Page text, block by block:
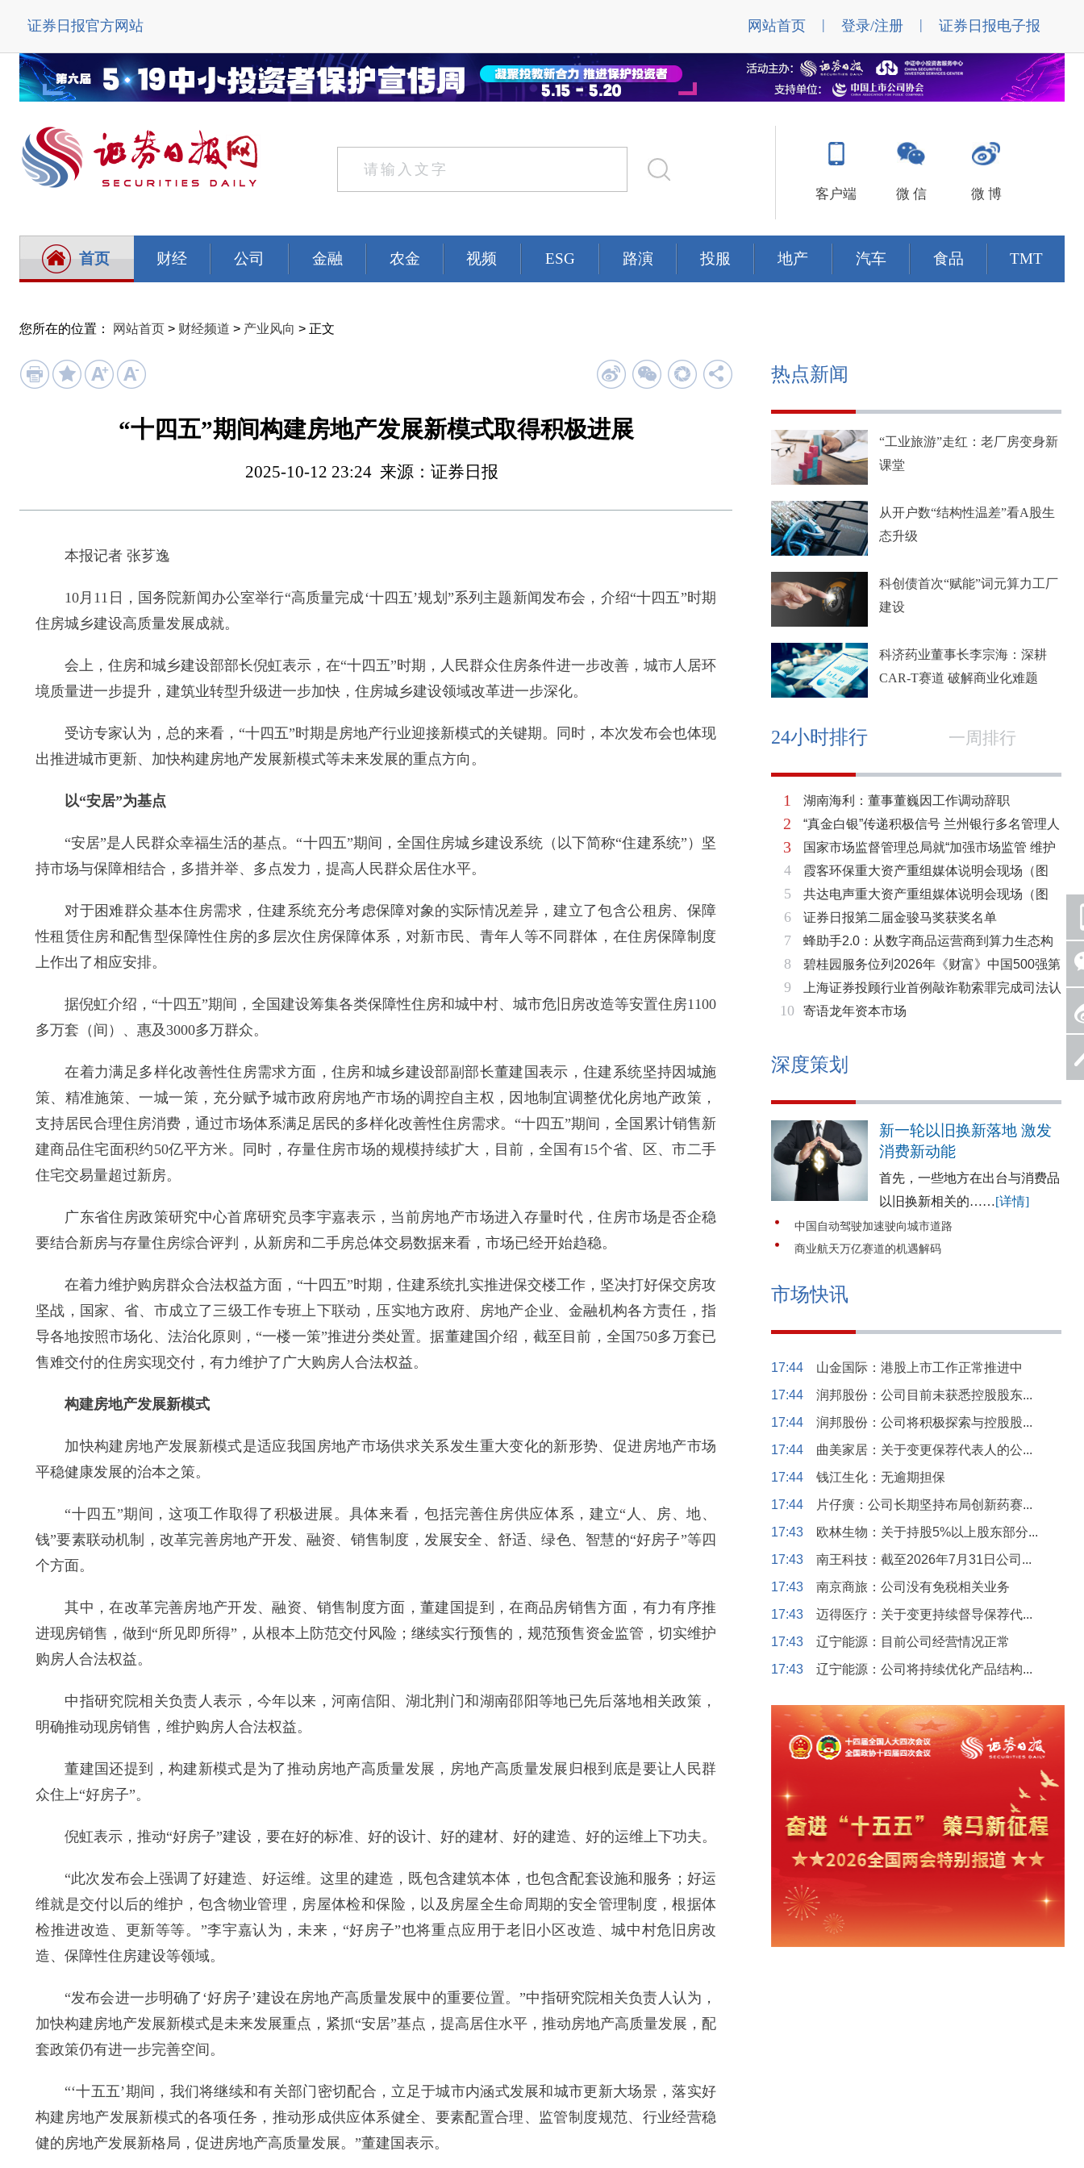
证券日报官方网站 网站首页 | 登录/注册 | 证券日报电子报
客户端 微 信 微 博
首页 财经 公司 金融 农金 视频 ESG 路演 投服 地产 汽车 食品 TMT
您所在的位置： 网站首页 > 财经频道 > 产业风向 > 正文
“十四五”期间构建房地产发展新模式取得积极进展
2025-10-12 23:24 来源：证券日报
本报记者 张芗逸
10月11日，国务院新闻办公室举行“高质量完成‘十四五’规划”系列主题新闻发布会，介绍“十四五”时期
住房城乡建设高质量发展成就。
会上，住房和城乡建设部部长倪虹表示，在“十四五”时期，人民群众住房条件进一步改善，城市人居环
境质量进一步提升，建筑业转型升级进一步加快，住房城乡建设领域改革进一步深化。
受访专家认为，总的来看，“十四五”时期是房地产行业迎接新模式的关键期。同时，本次发布会也体现
出推进城市更新、加快构建房地产发展新模式等未来发展的重点方向。
以“安居”为基点
“安居”是人民群众幸福生活的基点。“十四五”期间，全国住房城乡建设系统（以下简称“住建系统”）坚
持市场与保障相结合，多措并举、多点发力，提高人民群众居住水平。
对于困难群众基本住房需求，住建系统充分考虑保障对象的实际情况差异，建立了包含公租房、保障
性租赁住房和配售型保障性住房的多层次住房保障体系，对新市民、青年人等不同群体，在住房保障制度
上作出了相应安排。
据倪虹介绍，“十四五”期间，全国建设筹集各类保障性住房和城中村、城市危旧房改造等安置住房1100
多万套（间）、惠及3000多万群众。
在着力满足多样化改善性住房需求方面，住房和城乡建设部副部长董建国表示，住建系统坚持因城施
策、精准施策、一城一策，充分赋予城市政府房地产市场的调控自主权，因地制宜调整优化房地产政策，
支持居民合理住房消费，通过市场体系满足居民的多样化改善性住房需求。“十四五”期间，全国累计销售新
建商品住宅面积约50亿平方米。同时，存量住房市场的规模持续扩大，目前，全国有15个省、区、市二手
住宅交易量超过新房。
广东省住房政策研究中心首席研究员李宇嘉表示，当前房地产市场进入存量时代，住房市场是否企稳
要结合新房与存量住房综合评判，从新房和二手房总体交易数据来看，市场已经开始趋稳。
在着力维护购房群众合法权益方面，“十四五”时期，住建系统扎实推进保交楼工作，坚决打好保交房攻
坚战，国家、省、市成立了三级工作专班上下联动，压实地方政府、房地产企业、金融机构各方责任，指
导各地按照市场化、法治化原则，“一楼一策”推进分类处置。据董建国介绍，截至目前，全国750多万套已
售难交付的住房实现交付，有力维护了广大购房人合法权益。
构建房地产发展新模式
加快构建房地产发展新模式是适应我国房地产市场供求关系发生重大变化的新形势、促进房地产市场
平稳健康发展的治本之策。
“十四五”期间，这项工作取得了积极进展。具体来看，包括完善住房供应体系，建立“人、房、地、
钱”要素联动机制，改革完善房地产开发、融资、销售制度，发展安全、舒适、绿色、智慧的“好房子”等四
个方面。
其中，在改革完善房地产开发、融资、销售制度方面，董建国提到，在商品房销售方面，有力有序推
进现房销售，做到“所见即所得”，从根本上防范交付风险；继续实行预售的，规范预售资金监管，切实维护
购房人合法权益。
中指研究院相关负责人表示，今年以来，河南信阳、湖北荆门和湖南邵阳等地已先后落地相关政策，
明确推动现房销售，维护购房人合法权益。
董建国还提到，构建新模式是为了推动房地产高质量发展，房地产高质量发展归根到底是要让人民群
众住上“好房子”。
倪虹表示，推动“好房子”建设，要在好的标准、好的设计、好的建材、好的建造、好的运维上下功夫。
“此次发布会上强调了好建造、好运维。这里的建造，既包含建筑本体，也包含配套设施和服务；好运
维就是交付以后的维护，包含物业管理，房屋体检和保险，以及房屋全生命周期的安全管理制度，根据体
检推进改造、更新等等。”李宇嘉认为，未来，“好房子”也将重点应用于老旧小区改造、城中村危旧房改
造、保障性住房建设等领域。
“发布会进一步明确了‘好房子’建设在房地产高质量发展中的重要位置。”中指研究院相关负责人认为，
加快构建房地产发展新模式是未来发展重点，紧抓“安居”基点，提高居住水平，推动房地产高质量发展，配
套政策仍有进一步完善空间。
“‘十五五’期间，我们将继续和有关部门密切配合，立足于城市内涵式发展和城市更新大场景，落实好
构建房地产发展新模式的各项任务，推动形成供应体系健全、要素配置合理、监管制度规范、行业经营稳
健的房地产发展新格局，促进房地产高质量发展。”董建国表示。
热点新闻
“工业旅游”走红：老厂房变身新
课堂
从开户数“结构性温差”看A股生
态升级
科创债首次“赋能”词元算力工厂
建设
科济药业董事长李宗海：深耕
CAR-T赛道 破解商业化难题
24小时排行 一周排行
1
2
3
4
5
6
7
8
9
10
湖南海利：董事董巍因工作调动辞职
“真金白银”传递积极信号 兰州银行多名管理人
员拟增持公司股份不低于600万元
国家市场监督管理总局就“加强市场监管 维护
市场秩序”答记者问
霞客环保重大资产重组媒体说明会现场（图
片）
共达电声重大资产重组媒体说明会现场（图
片）
证券日报第二届金骏马奖获奖名单
蜂助手2.0：从数字商品运营商到算力生态构
建者的跃迁
碧桂园服务位列2026年《财富》中国500强第
321位 排名稳步上升彰显发展韧性
上海证券投顾行业首例敲诈勒索罪完成司法认
定 司法机关重拳打击“职业索赔人”
寄语龙年资本市场
深度策划
新一轮以旧换新落地 激发
消费新动能
首先，一些地方在出台与消费品
以旧换新相关的……[详情]
中国自动驾驶加速驶向城市道路
商业航天万亿赛道的机遇解码
市场快讯
17:44
山金国际：港股上市工作正常推进中
17:44
润邦股份：公司目前未获悉控股股东...
17:44
润邦股份：公司将积极探索与控股股...
17:44
曲美家居：关于变更保荐代表人的公...
17:44
钱江生化：无逾期担保
17:44
片仔癀：公司长期坚持布局创新药赛...
17:43
欧林生物：关于持股5%以上股东部分...
17:43
南王科技：截至2026年7月31日公司...
17:43
南京商旅：公司没有免税相关业务
17:43
迈得医疗：关于变更持续督导保荐代...
17:43
辽宁能源：目前公司经营情况正常
17:43
辽宁能源：公司将持续优化产品结构...